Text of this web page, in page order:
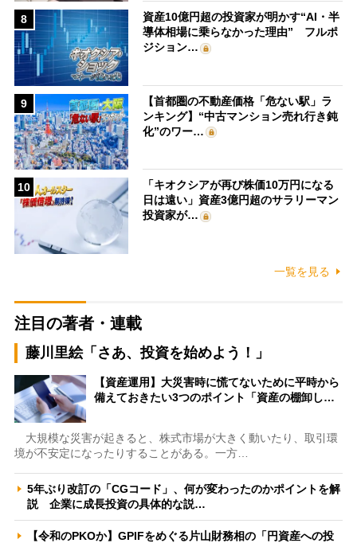
8
資産10億円超の投資家が明かす“AI・半
導体相場に乗らなかった理由” フルポ
ジション…
9
【首都圏の不動産価格「危ない駅」ラ
ンキング】“中古マンション売れ行き鈍
化”のワー…
10
「キオクシアが再び株価10万円になる
日は遠い」資産3億円超のサラリーマン
投資家が…
一覧を見る
注目の著者・連載
藤川里絵「さあ、投資を始めよう！」
【資産運用】大災害時に慌てないために平時から
備えておきたい3つのポイント「資産の棚卸し…
大規模な災害が起きると、株式市場が大きく動いたり、取引環
境が不安定になったりすることがある。一方…
5年ぶり改訂の「CGコード」、何が変わったのかポイントを解
説 企業に成長投資の具体的な説…
【令和のPKOか】GPIFをめぐる片山財務相の「円資産への投